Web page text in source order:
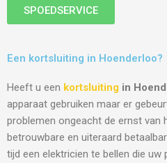
SPOEDSERVICE
Een kortsluiting in Hoenderloo?
Heeft u een kortsluiting in
apparaat gebruiken maar er
problemen ongeacht de ernst van
betrouwbare en uiteraard
tijd een elektricien te bellen die uw